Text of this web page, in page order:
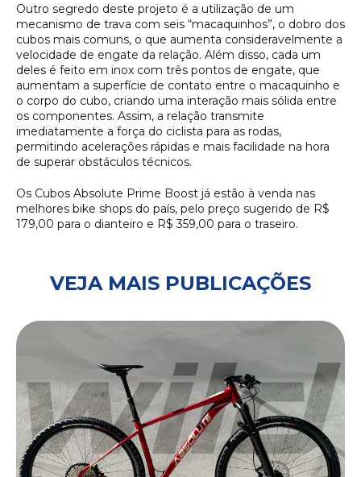
Outro segredo deste projeto é a utilização de um
mecanismo de trava com seis “macaquinhos”, o dobro dos
cubos mais comuns, o que aumenta consideravelmente a
velocidade de engate da relação. Além disso, cada um
deles é feito em inox com três pontos de engate, que
aumentam a superfície de contato entre o macaquinho e
o corpo do cubo, criando uma interação mais sólida entre
os componentes. Assim, a relação transmite
imediatamente a força do ciclista para as rodas,
permitindo acelerações rápidas e mais facilidade na hora
de superar obstáculos técnicos.
Os Cubos Absolute Prime Boost já estão à venda nas
melhores bike shops do país, pelo preço sugerido de R$
179,00 para o dianteiro e R$ 359,00 para o traseiro.
VEJA MAIS PUBLICAÇÕES